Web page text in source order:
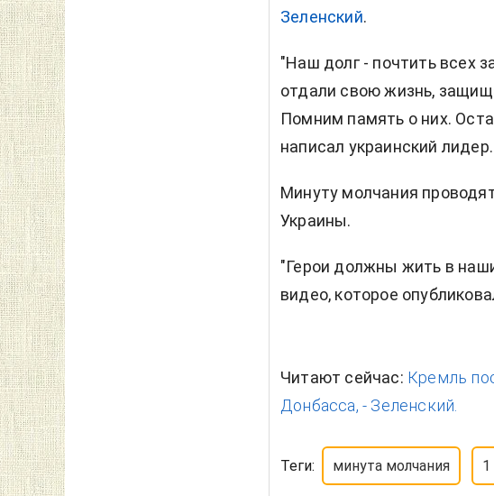
Зеленский.
"Наш долг - почтить всех
отдали свою жизнь,
Помним память о них.
написал украинский лидер.
Минуту молчания
Украины.
"Герои должны жить в
видео, которое
Читают сейчас: Кремль
Донбасса, - Зеленский.
Теги: минута молчания 1